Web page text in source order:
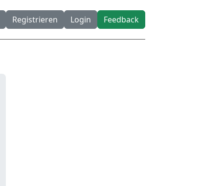
Registrieren Login Feedback